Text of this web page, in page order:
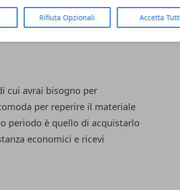
Rifiuta Opzionali Accetta
risultato qualitativamente
buona qualità.
cui avrai bisogno per
per reperire il materiale
periodo è quello di acquistarlo
economici e ricevi